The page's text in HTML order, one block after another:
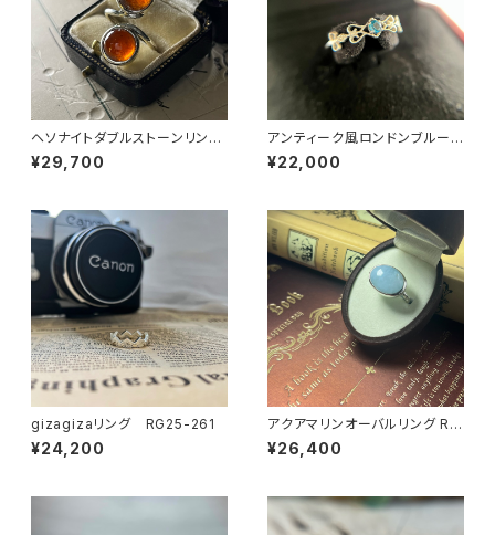
ヘソナイトダブルストーンリング
RG24-239
¥29,700
アンティーク風ロンドンブルート
パーズリング RG25-253
¥22,000
gizagizaリング RG25-261
¥24,200
アクアマリンオーバルリング RG
21-095
¥26,400